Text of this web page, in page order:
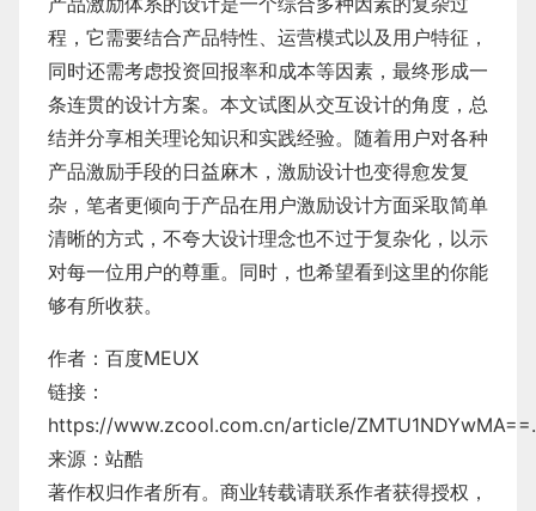
程，它需要结合产品特性、运营模式以及用户特征，
同时还需考虑投资回报率和成本等因素，最终形成一
条连贯的设计方案。本文试图从交互设计的角度，总
结并分享相关理论知识和实践经验。随着用户对各种
产品激励手段的日益麻木，激励设计也变得愈发复
杂，笔者更倾向于产品在用户激励设计方面采取简单
清晰的方式，不夸大设计理念也不过于复杂化，以示
对每一位用户的尊重。同时，也希望看到这里的你能
够有所收获。
作者：百度MEUX
链接：
https://www.zcool.com.cn/article/
来源：站酷
著作权归作者所有。商业转载请联系作者获得授权，